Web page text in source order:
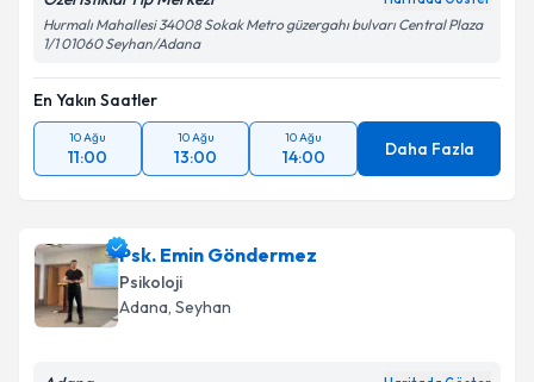
Hurmalı Mahallesi 34008 Sokak Metro güzergahı bulvarı Central Plaza
1/1 01060 Seyhan/Adana
En Yakın Saatler
10 Ağu
11:00
10 Ağu
13:00
10 Ağu
14:00 Daha Fazla
Psk. Emin Göndermez
Psikoloji
Adana, Seyhan